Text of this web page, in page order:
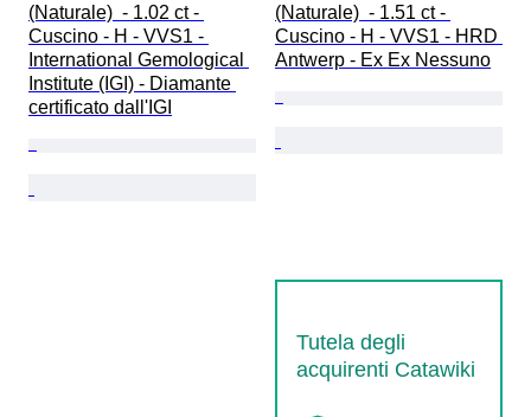
(Naturale)  - 1.02 ct -
Cuscino - H - VVS1 -
International Gemological
Institute (IGI) - Diamante
certificato dall'IGI
(Naturale)  - 1.51 ct -
Cuscino - H - VVS1 - HRD
Antwerp - Ex Ex Nessuno
Tutela degli
acquirenti Catawiki